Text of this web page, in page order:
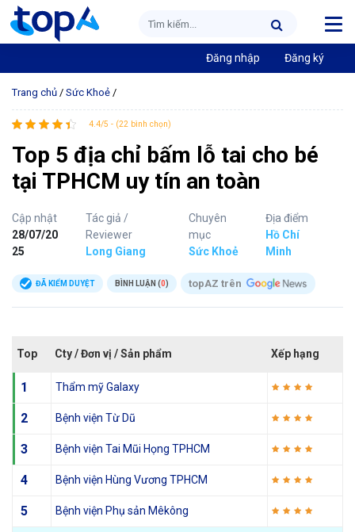
Đăng nhập Đăng ký
Trang chủ / Sức Khoẻ /
4.4/5 - (22 bình chọn)
Top 5 địa chỉ bấm lỗ tai cho bé
tại TPHCM uy tín an toàn
Cập nhật
28/07/20
25
Tác giả /
Reviewer
Long Giang
Chuyên
mục
Sức Khoẻ
Địa điểm
Hồ Chí
Minh
ĐÃ KIỂM DUYỆT BÌNH LUẬN (0) topAZ trên
Top Cty / Đơn vị / Sản phẩm Xếp hạng
1 Thẩm mỹ Galaxy
2 Bệnh viện Từ Dũ
3 Bệnh viện Tai Mũi Họng TPHCM
4 Bệnh viện Hùng Vương TPHCM
5 Bệnh viện Phụ sản Mêkông